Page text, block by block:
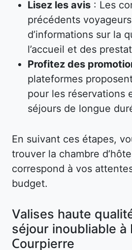
Lisez les avis : Les
précédents
d’informations sur la
l’accueil et des
Profitez des
plateformes
pour les réservations
séjours de longue
En suivant ces étapes,
trouver la chambre
correspond à vos
budget.
Valises haute
séjour inoubliable
Courpierre